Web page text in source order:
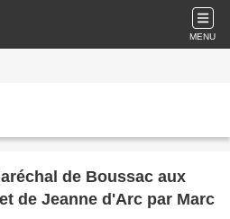
MENU
de Boussac aux
de Jeanne d'Arc par Marc